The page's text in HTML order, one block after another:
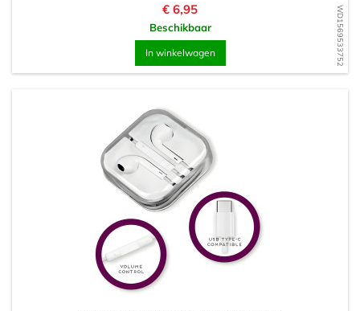
WD1569533752
Prijs
€ 6,95
Beschikbaar
In winkelwagen